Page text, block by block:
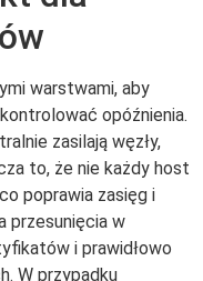
warstwami, aby
opóźnienia.
zasilają węzły,
to, że nie każdy host
poprawia zasięg i
przesunięcia w
i prawidłowo
W przypadku